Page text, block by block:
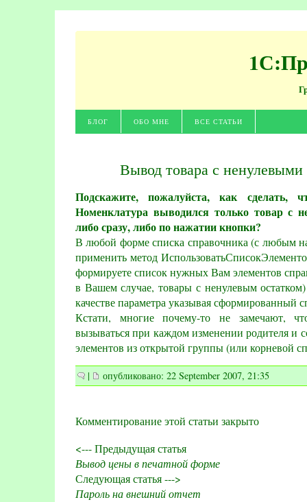
БЛОГ ОБО МНЕ ВСЕ СТАТЬИ
Вывод товара с ненулевыми
Подскажите, пожалуйста, как сделать,
Номенклатура выводился только товар с
либо сразу, либо по нажатии кнопки?
В любой форме списка справочника (с любым
применить метод
формируете список нужных Вам элементов
в Вашем случае, товары с ненулевым
качестве параметра указывая сформированный
Кстати, многие почему-то не замечают,
вызываться при каждом изменении родителя и
элементов из открытой группы (или корневой
| опубликовано: 22 September 2007, 21:35
Комментирование этой статьи закрыто
<--- Предыдущая статья
Вывод цены в печатной форме
Следующая статья --->
Пароль на внешний отчет